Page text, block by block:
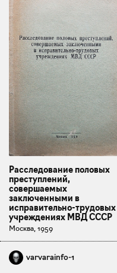
Расследование половых
преступлений,
совершаемых
заключенными в
исправительно-трудовых
учреждениях МВД СССР
Москва, 1959
varvarainfo-1